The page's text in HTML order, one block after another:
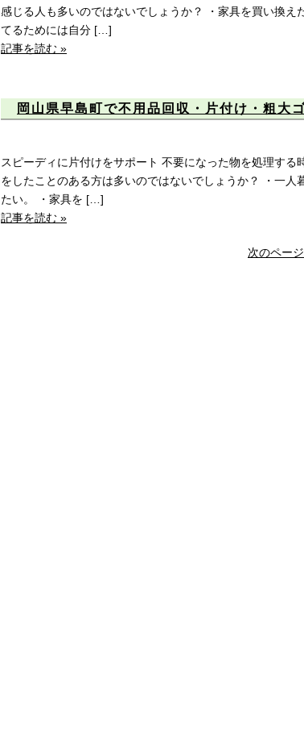
感じる人も多いのではないでしょうか？ ・家具を買い換
てるためには自分 […]
記事を読む »
岡山県早島町で不用品回収・片付け・粗大
スピーディに片付けをサポート 不要になった物を処理す
をしたことのある方は多いのではないでしょうか？ ・一
たい。 ・家具を […]
記事を読む »
次のペー